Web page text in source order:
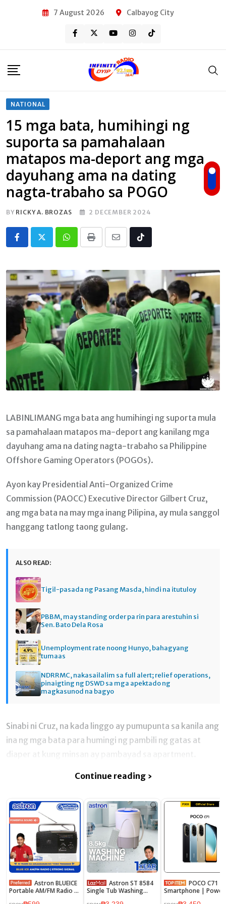
7 August 2026 Calbayog City
NATIONAL
15 mga bata, humihingi ng
suporta sa pamahalaan
matapos ma-deport ang mga
dayuhang ama na dating
nagta-trabaho sa POGO
BY RICKY A. BROZAS 2 DECEMBER 2024
Whatsapp
Print
Share
Email
Tiktok
LABINLIMANG mga bata ang humihingi ng suporta mula
sa pamahalaan matapos ma-deport ang kanilang mga
dayuhang ama na dating nagta-trabaho sa Philippine
Offshore Gaming Operators (POGOs).
Ayon kay Presidential Anti-Organized Crime
Commission (PAOCC) Executive Director Gilbert Cruz,
ang mga bata na may mga inang Pilipina, ay mula sanggol
hanggang tatlong taong gulang.
ALSO READ:
Tigil-pasada ng Pasang Masda, hindi na itutuloy
PBBM, may standing order pa rin para arestuhin si
Sen. Bato Dela Rosa
Unemployment rate noong Hunyo, bahagyang
tumaas
NDRRMC, nakasailalim sa full alert; relief operations,
pinaigting ng DSWD sa mga apektado ng
magkasunod na bagyo
Sinabi ni Cruz, na kada linggo ay pumupunta sa kanila ang
ina ng mga bata para humingi ng pambili ng gatas at
Continue reading ›
Astron BLUEICE
Portable AM/FM Radio -
Astron ST 8584
Single Tub Washing
Smartphone |